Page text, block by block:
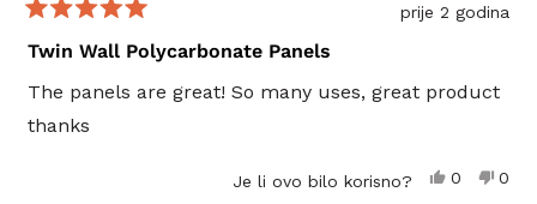
s
od
zvjezdica
prije 2 godina
Twin Wall Polycarbonate Panels
The panels are great! So many uses, great product
thanks
Je li ovo bilo korisno?
Da,
0
Ne,
0